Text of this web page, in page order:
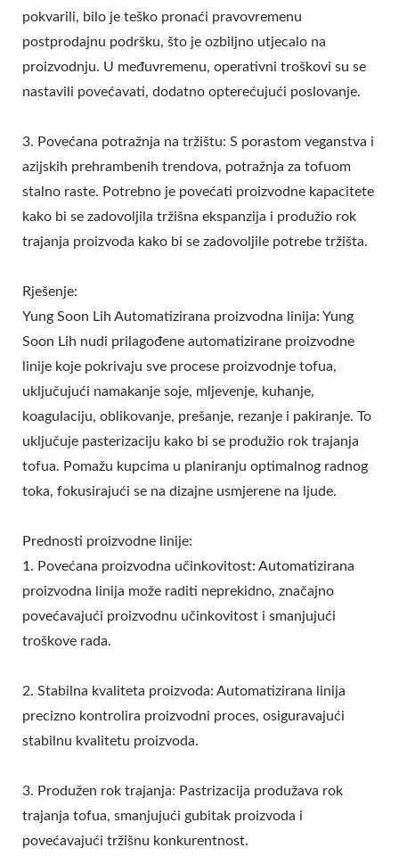
pokvarili, bilo je teško pronaći pravovremenu
postprodajnu podršku, što je ozbiljno utjecalo na
proizvodnju. U međuvremenu, operativni troškovi su se
nastavili povećavati, dodatno opterećujući poslovanje.
3. Povećana potražnja na tržištu: S porastom veganstva i
azijskih prehrambenih trendova, potražnja za tofuom
stalno raste. Potrebno je povećati proizvodne kapacitete
kako bi se zadovoljila tržišna ekspanzija i produžio rok
trajanja proizvoda kako bi se zadovoljile potrebe tržišta.
Rješenje:
Yung Soon Lih Automatizirana proizvodna linija: Yung
Soon Lih nudi prilagođene automatizirane proizvodne
linije koje pokrivaju sve procese proizvodnje tofua,
uključujući namakanje soje, mljevenje, kuhanje,
koagulaciju, oblikovanje, prešanje, rezanje i pakiranje. To
uključuje pasterizaciju kako bi se produžio rok trajanja
tofua. Pomažu kupcima u planiranju optimalnog radnog
toka, fokusirajući se na dizajne usmjerene na ljude.
Prednosti proizvodne linije:
1. Povećana proizvodna učinkovitost: Automatizirana
proizvodna linija može raditi neprekidno, značajno
povećavajući proizvodnu učinkovitost i smanjujući
troškove rada.
2. Stabilna kvaliteta proizvoda: Automatizirana linija
precizno kontrolira proizvodni proces, osiguravajući
stabilnu kvalitetu proizvoda.
3. Produžen rok trajanja: Pastrizacija produžava rok
trajanja tofua, smanjujući gubitak proizvoda i
povećavajući tržišnu konkurentnost.